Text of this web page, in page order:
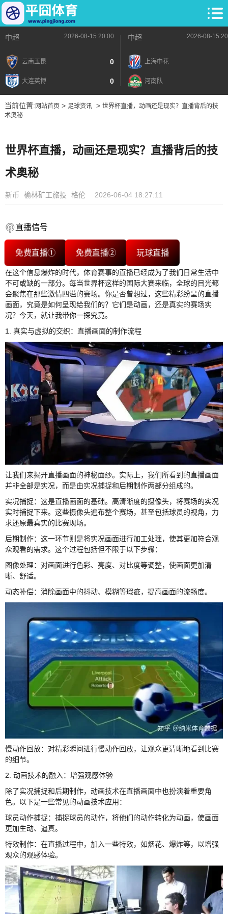
中超 2026-08-15 20:00
云南玉昆 0
大连英博 0
中超 2026-08-15
上海申花
河南队
当前位置: 网站首页> 足球资讯> 世界杯直播，动画还是现实？直播背后的技
术奥秘
世界杯直播，动画还是现实？直播背后的技
术奥秘
新币 榆林矿工旅投 格伦 2026-06-04 18:27:11
直播信号
免费直播① 免费直播② 玩球直播
在这个信息爆炸的时代，体育赛事的直播已经成为了我们日常生活中
不可或缺的一部分。每当世界杯这样的国际大赛来临，全球的目光都
会聚焦在那些激情四溢的赛场。你是否曾想过，这些精彩纷呈的直播
画面，究竟是如何呈现给我们的？它们是动画，还是真实的赛场实
况？今天，就让我带你一探究竟。
1. 真实与虚拟的交织：直播画面的制作流程
让我们来揭开直播画面的神秘面纱。实际上，我们所看到的直播画面
并非全部是实况，而是由实况捕捉和后期制作两部分组成的。
实况捕捉：这是直播画面的基础。高清晰度的摄像头，将赛场的实况
实时捕捉下来。这些摄像头遍布整个赛场，甚至包括球员的视角，力
求还原最真实的比赛现场。
后期制作：这一环节则是将实况画面进行加工处理，使其更加符合观
众观看的需求。这个过程包括但不限于以下步骤：
图像处理：对画面进行色彩、亮度、对比度等调整，使画面更加清
晰、舒适。
动态补偿：消除画面中的抖动、模糊等瑕疵，提高画面的流畅度。
慢动作回放：对精彩瞬间进行慢动作回放，让观众更清晰地看到比赛
的细节。
2. 动画技术的融入：增强观感体验
除了实况捕捉和后期制作，动画技术在直播画面中也扮演着重要角
色。以下是一些常见的动画技术应用：
球员动作捕捉：捕捉球员的动作，将他们的动作转化为动画，使画面
更加生动、逼真。
特效制作：在直播过程中，加入一些特效，如烟花、爆炸等，以增强
观众的观感体验。